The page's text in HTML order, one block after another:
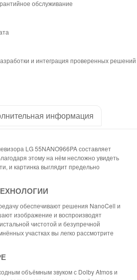
обслуживание
и интеграция проверенных решений
информация
LG 55NANO966PA составляет
этому на нём несложно увидеть
и картинка выглядит предельно
обеспечивают решения NanoCell и
изображение и воспроизводят
чистотой и безупречной
участках вы легко рассмотрите
объёмным звуком с Dolby Atmos и